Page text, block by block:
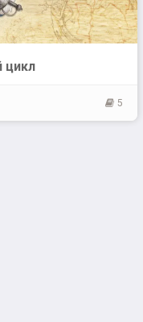
цикл
5